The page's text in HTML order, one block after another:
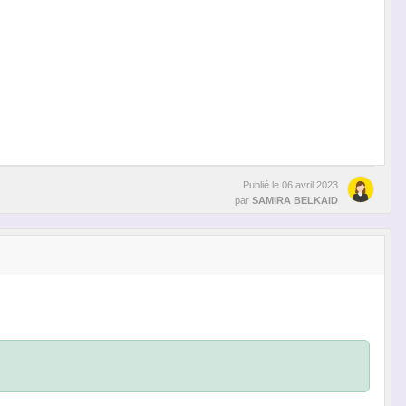
Publié le 06 avril 2023
par SAMIRA BELKAID